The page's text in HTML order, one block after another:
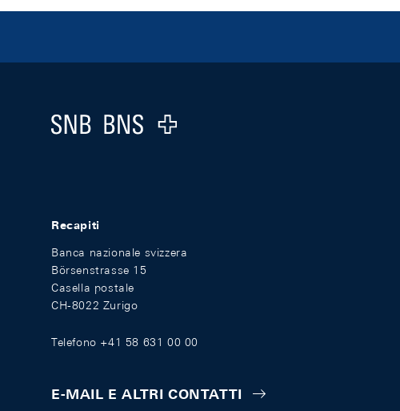
Logo
Recapiti
Banca nazionale svizzera
Börsenstrasse 15
Casella postale
CH-8022 Zurigo
Telefono +41 58 631 00 00
E-MAIL E ALTRI CONTATTI